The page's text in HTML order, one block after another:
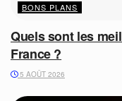
BONS PLANS
Quels sont les
France ?
5 AOÛT 2026